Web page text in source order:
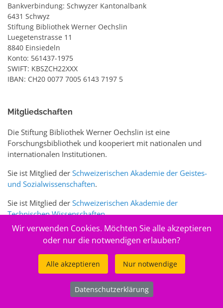
Bankverbindung: Schwyzer Kantonalbank
6431 Schwyz
Stiftung Bibliothek Werner Oechslin
Luegetenstrasse 11
8840 Einsiedeln
Konto: 561437-1975
SWIFT: KBSZCH22XXX
IBAN: CH20 0077 7005 6143 7197 5
Mitgliedschaften
Die Stiftung Bibliothek Werner Oechslin ist eine
Forschungsbibliothek und kooperiert mit nationalen und
internationalen Institutionen.
Sie ist Mitglied der Schweizerischen Akademie der Geistes-
und Sozialwissenschaften.
Sie ist Mitglied der Schweizerischen Akademie der
Technischen Wissenschaften.
Sie ist zudem Mitglied des Schweizer Portalswww.sciences-
Stiftung Bibliothek Werner Oechslin
Wir verwenden Cookies. Möchten Sie alle akzeptieren
oder nur die notwendigen erlauben?
Alle akzeptieren Nur notwendige
Datenschutzerklärung